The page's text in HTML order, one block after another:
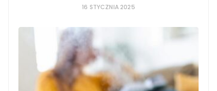
16 STYCZNIA 2025